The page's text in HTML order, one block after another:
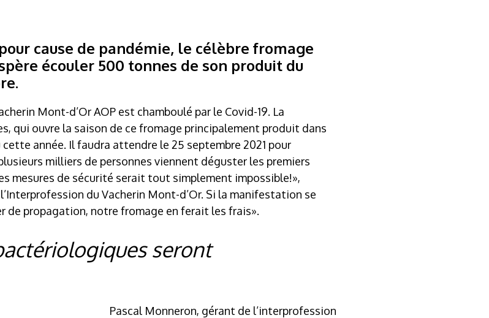
cause de pandémie, le célèbre fromage
écouler 500 tonnes de son produit du
Mont-d’Or AOP est chamboulé par le Covid-19. La
qui ouvre la saison de ce fromage principalement produit dans
année. Il faudra attendre le 25 septembre 2021 pour
milliers de personnes viennent déguster les premiers
mesures de sécurité serait tout simplement impossible!»,
du Vacherin Mont-d’Or. Si la manifestation se
de propagation, notre fromage en ferait les frais».
seront
Pascal Monneron, gérant de l’interprofession